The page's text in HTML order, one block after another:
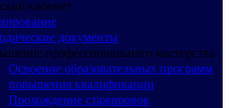
кабинет
документы
профессионального мастерства
Освоение образовательных программ
повышения квалификации
Прохождение стажировок